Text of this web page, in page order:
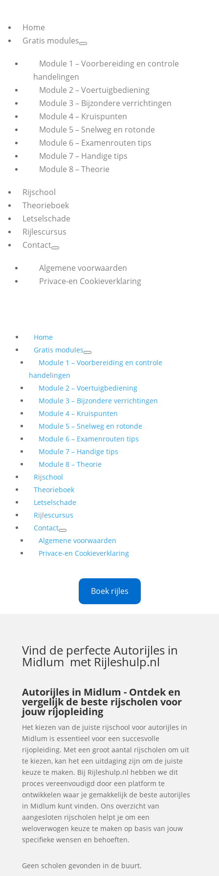
Home
Gratis modules
Module 1 – Voorbereiding en controle
handelingen
Module 2 – Voertuigbediening
Module 3 – Bijzondere verrichtingen
Module 4 – Kruispunten
Module 5 – Snelweg en rotonde
Module 6 – Examenrouten tips
Module 7 – Handige tips
Module 8 – Theorie
Rijschool
Theorieboek
Letselschade
Rijlescursus
Contact
Algemene voorwaarden
Privace-en Cookieverklaring
Home
Gratis modules
Module 1 – Voorbereiding en controle
handelingen
Module 2 – Voertuigbediening
Module 3 – Bijzondere verrichtingen
Module 4 – Kruispunten
Module 5 – Snelweg en rotonde
Module 6 – Examenrouten tips
Module 7 – Handige tips
Module 8 – Theorie
Rijschool
Theorieboek
Letselschade
Rijlescursus
Contact
Algemene voorwaarden
Privace-en Cookieverklaring
Boek rijles
Vind de perfecteAutorijles in
Midlum met Rijleshulp.nl
Autorijles in Midlum - Ontdek en
vergelijk de beste rijscholen voor
jouw rijopleiding
Het kiezen van de juiste rijschool voor autorijles in
Midlum is essentieel voor een succesvolle
rijopleiding. Met een groot aantal rijscholen om uit
te kiezen, kan het een uitdaging zijn om de juiste
keuze te maken. Bij Rijleshulp.nl hebben we dit
proces vereenvoudigd door een platform te
ontwikkelen waar je gemakkelijk de beste autorijles
in Midlum kunt vinden. Ons overzicht van
aangesloten rijscholen helpt je om een
weloverwogen keuze te maken op basis van jouw
specifieke wensen en behoeften.
Geen scholen gevonden in de buurt.